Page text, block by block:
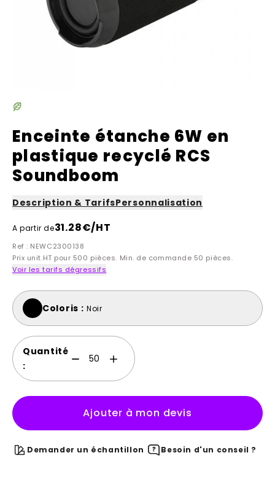
Enceinte étanche 6W en
plastique recyclé RCS
Soundboom
Description & TarifsPersonnalisation
A partir de31.28€/HT
Ref : NEWC2300138
Prix unit.HT pour 500 pièces. Min. de commande 50 pièces.
Voir les tarifs dégressifs
Coloris : Noir
Quantité
:
Ajouter à mon devis
Demander un échantillon Besoin d'un conseil ?